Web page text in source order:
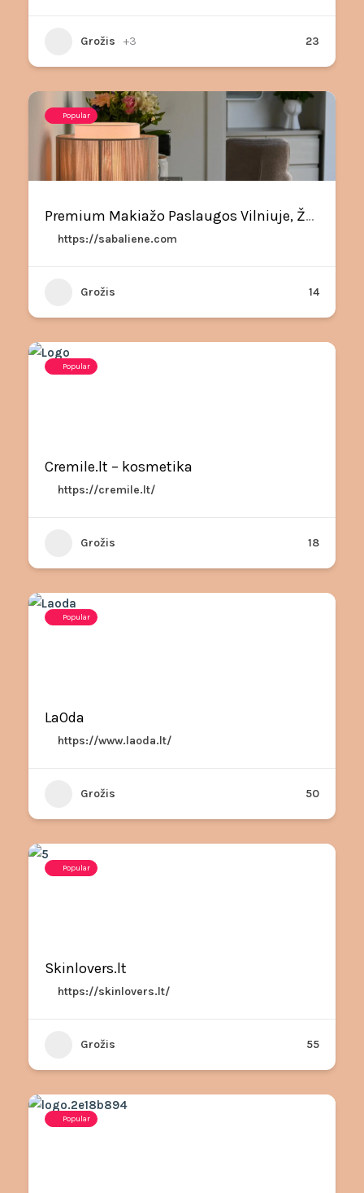
Grožis +3 23
Popular
Premium Makiažo Paslaugos Vilniuje, Žveryne
https://sabaliene.com
Grožis 14
Popular
Cremile.lt – kosmetika
https://cremile.lt/
Grožis 18
Popular
LaOda
https://www.laoda.lt/
Grožis 50
Popular
Skinlovers.lt
https://skinlovers.lt/
Grožis 55
Popular